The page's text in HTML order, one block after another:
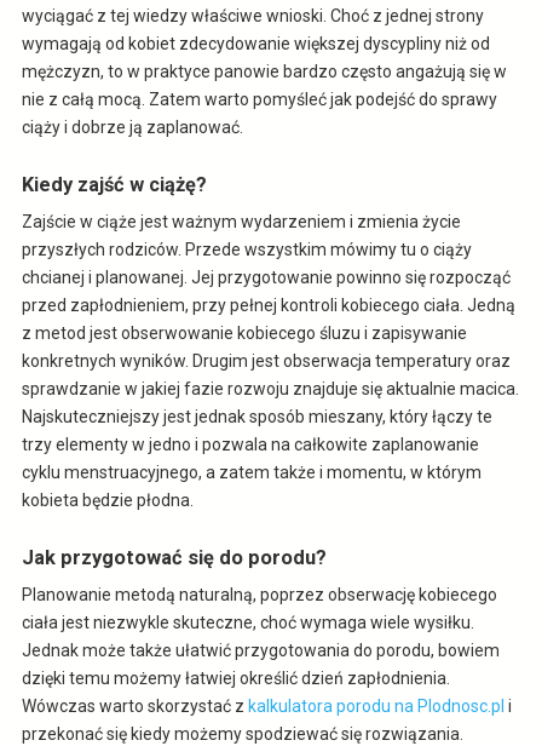
wyciągać z tej wiedzy właściwe wnioski. Choć z jednej strony
wymagają od kobiet zdecydowanie większej dyscypliny niż od
mężczyzn, to w praktyce panowie bardzo często angażują się w
nie z całą mocą. Zatem warto pomyśleć jak podejść do sprawy
ciąży i dobrze ją zaplanować.
Kiedy zajść w ciążę?
Zajście w ciąże jest ważnym wydarzeniem i zmienia życie
przyszłych rodziców. Przede wszystkim mówimy tu o ciąży
chcianej i planowanej. Jej przygotowanie powinno się rozpocząć
przed zapłodnieniem, przy pełnej kontroli kobiecego ciała. Jedną
z metod jest obserwowanie kobiecego śluzu i zapisywanie
konkretnych wyników. Drugim jest obserwacja temperatury oraz
sprawdzanie w jakiej fazie rozwoju znajduje się aktualnie macica.
Najskuteczniejszy jest jednak sposób mieszany, który łączy te
trzy elementy w jedno i pozwala na całkowite zaplanowanie
cyklu menstruacyjnego, a zatem także i momentu, w którym
kobieta będzie płodna.
Jak przygotować się do porodu?
Planowanie metodą naturalną, poprzez obserwację kobiecego
ciała jest niezwykle skuteczne, choć wymaga wiele wysiłku.
Jednak może także ułatwić przygotowania do porodu, bowiem
dzięki temu możemy łatwiej określić dzień zapłodnienia.
Wówczas warto skorzystać z kalkulatora porodu na Plodnosc.pl i
przekonać się kiedy możemy spodziewać się rozwiązania.